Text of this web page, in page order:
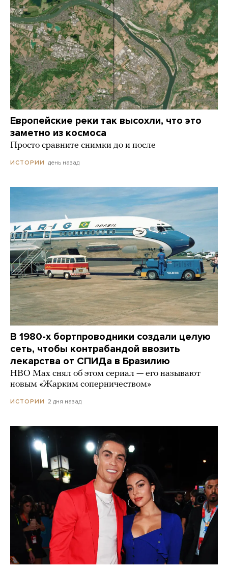
Европейские реки так высохли, что это
заметно из космоса
Просто сравните снимки до и после
ИСТОРИИ день назад
В 1980-х бортпроводники создали целую
сеть, чтобы контрабандой ввозить
лекарства от СПИДа в Бразилию
HBO Max снял об этом сериал — его называют
новым «Жарким соперничеством»
ИСТОРИИ 2 дня назад